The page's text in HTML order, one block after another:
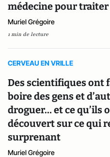
médecine pour traiter
Muriel Grégoire
1 min de lecture
CERVEAU EN VRILLE
Des scientifiques ont
boire des gens et
droguer… et ce qu’ils
découvert sur ce qui
surprenant
Muriel Grégoire